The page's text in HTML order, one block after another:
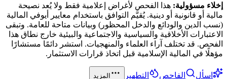
إخلاء مسؤولية: هذا الفحص لأغراض إعلامية فقط ولا يُعد نصيحة
مالية أو قانونية أو دينية. يُقيَّم التوافق باستخدام معايير أيوفي المالية
(نسب الدين والودائع والدخل المحظور) وبيانات متاحة للعامة. وتبقى
الاعتبارات الأخلاقية والسياسية والاجتماعية والبيئية خارج نطاق هذا
الفحص. قد تختلف آراء العلماء والمنهجيات. استشر دائمًا مستشارًا
مؤهلًا في المالية الإسلامية قبل اتخاذ قرارات الاستثمار.
اسأل الفاحص التطهير المزيد